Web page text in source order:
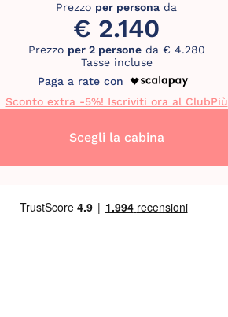
Prezzo per persona da
€ 2.140
Prezzo per 2 personeda € 4.280
Tasse incluse
Paga a rate con
Sconto extra -5%! Iscriviti ora al ClubPiù
Scegli la cabina